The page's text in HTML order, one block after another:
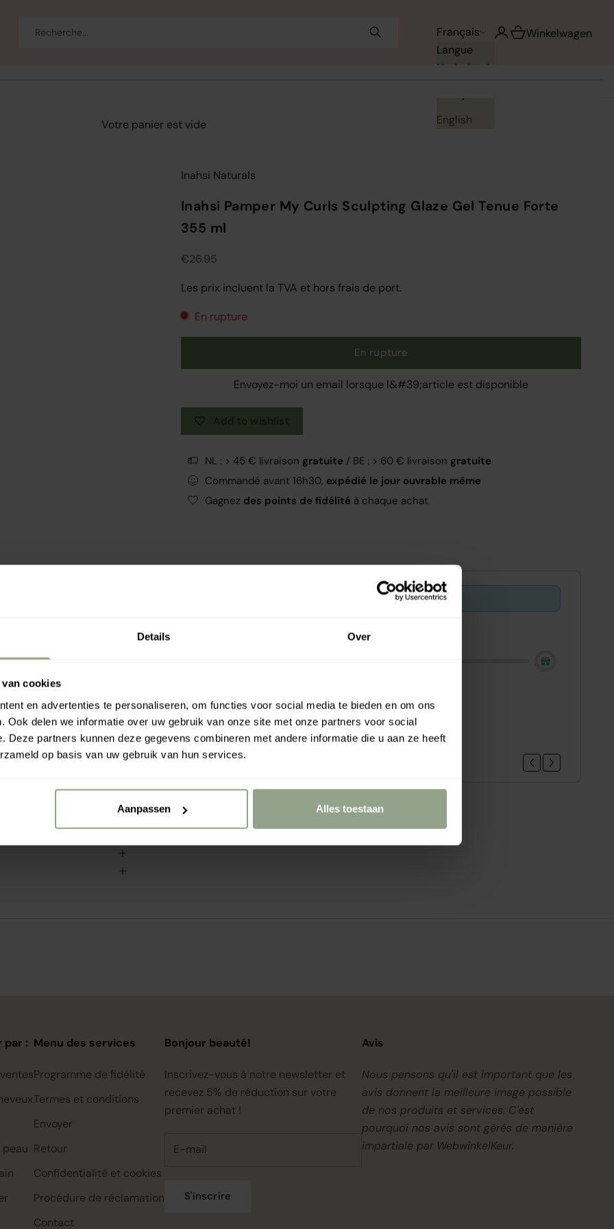
Details Over
cookies
en advertenties te personaliseren, om functies voor social media te bieden en om ons
Ook delen we informatie over uw gebruik van onze site met onze partners voor social
Deze partners kunnen deze gegevens combineren met andere informatie die u aan ze heeft
op basis van uw gebruik van hun services.
Aanpassen Alles toestaan
Français
Langue
Nederlands
English
Ouvrir le compte
Voir le panier
Winkelwagen
Votre panier est vide
Inahsi Naturals
Inahsi Pamper My Curls Sculpting Glaze Gel Tenue Forte
355 ml
Prix de vente
€26.95
Les prix incluent la TVA et hors frais de port.
En rupture
En rupture
Envoyez-moi un email lorsque l&#39;article est disponible
NL : > 45 € livraison gratuite / BE : > 60 € livraison gratuite
Commandé avant 16h30, expédié le jour ouvrable même
Gagnez des points de fidélité à chaque achat
Offer ends in:29 : 48
Your free gift is waiting - Shop now!
Rahua aloe vera hair gel mini, 22ml
€0.00
€7.95
vos boucles
en céramides, aide
rendre vos boucles
idéal pour lisser les
maintenir en place.
par :
peau
Menu des services
Programme de fidélité
Termes et conditions
Envoyer
Retour
Confidentialité et cookies
Procédure de réclamation
Contact
Bonjour beauté!
Inscrivez-vous à notre newsletter et
recevez 5% de réduction sur votre
premier achat !
S'inscrire
Avis
Nous pensons qu'il est important que les
avis donnent la meilleure image possible
de nos produits et services. C'est
pourquoi nos avis sont gérés de manière
impartiale par WebwinkelKeur.
Rahua classic conditioner mini,
Rahua classic shampoo mini,
Rahua color full shampoo mini,